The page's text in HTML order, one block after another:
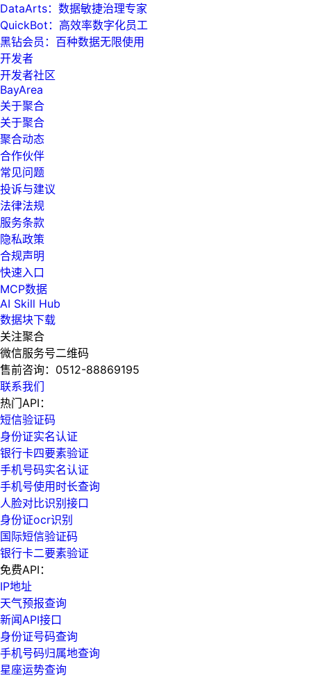
DataArts：数据敏捷治理专家
QuickBot：高效率数字化员工
黑钻会员：百种数据无限使用
开发者
开发者社区
BayArea
关于聚合
关于聚合
聚合动态
合作伙伴
常见问题
投诉与建议
法律法规
服务条款
隐私政策
合规声明
快速入口
MCP数据
AI Skill Hub
数据块下载
关注聚合
微信服务号二维码
售前咨询： 0512-88869195
联系我们
热门API：
短信验证码
身份证实名认证
银行卡四要素验证
手机号码实名认证
手机号使用时长查询
人脸对比识别接口
身份证ocr识别
国际短信验证码
银行卡二要素验证
免费API：
IP地址
天气预报查询
新闻API接口
身份证号码查询
手机号码归属地查询
星座运势查询